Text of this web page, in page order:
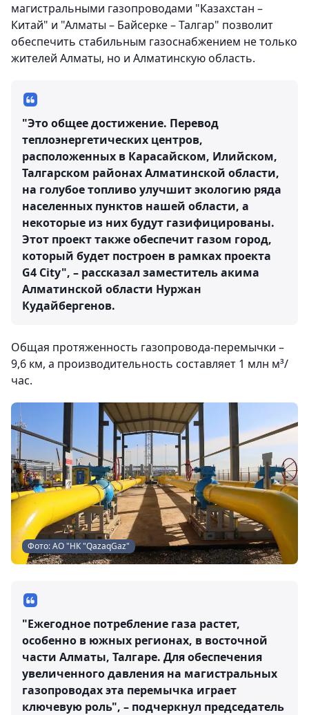
магистральными газопроводами "Казахстан –
Китай" и "Алматы – Байсерке – Талгар" позволит
обеспечить стабильным газоснабжением не только
жителей Алматы, но и Алматинскую область.
"Это общее достижение. Перевод
теплоэнергетических центров,
расположенных в Карасайском, Илийском,
Талгарском районах Алматинской области,
на голубое топливо улучшит экологию ряда
населенных пунктов нашей области, а
некоторые из них будут газифицированы.
Этот проект также обеспечит газом город,
который будет построен в рамках проекта
G4 City", – рассказал заместитель акима
Алматинской области Нуржан
Кудайбергенов.
Общая протяженность газопровода-перемычки –
9,6 км, а производительность составляет 1 млн м³/
час.
Фото: АО "НК "QazaqGaz"
"Ежегодное потребление газа растет,
особенно в южных регионах, в восточной
части Алматы, Талгаре. Для обеспечения
увеличенного давления на магистральных
газопроводах эта перемычка играет
ключевую роль", – подчеркнул председатель